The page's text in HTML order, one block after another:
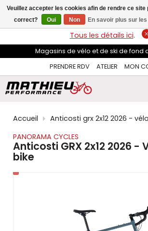
flèches
haut
et
pour
sélectionner
disponible.
Appuyez
pour
au
résultat
de
recherche
LIVRAISON GRATUITEsur les
Tous les détails ici.
Magasins de vélo et de ski de fond
PRENDRE RDV
ATELIER MON
Accueil
Anticosti grx 2x12 2026 -
PANORAMA CYCLES
Anticosti GRX 2x12 2026 -
bike
Veuillez accepter les cookies afin de rendre ce
correct?
Oui Non En savoir plus sur